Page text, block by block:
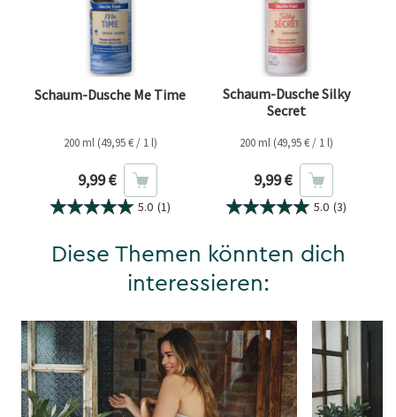
Schaum-Dusche Me Time
200 ml (49,95 € / 1 l)
Aktueller Preis
9,99 €
5.0 (1)
Schaum-Dusche Silky
Secret
200 ml (49,95 € / 1 l)
Aktueller Preis
9,99 €
5.0 (3)
Diese Themen könnten dich
interessieren: